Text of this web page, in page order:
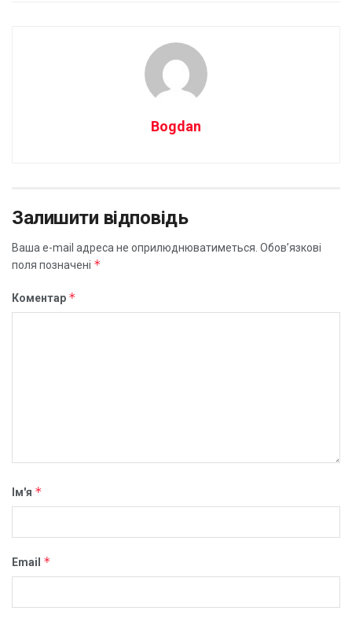
Bogdan
Залишити відповідь
Ваша e-mail адреса не оприлюднюватиметься. Обов’язкові
поля позначені *
Коментар *
Ім'я *
Email *